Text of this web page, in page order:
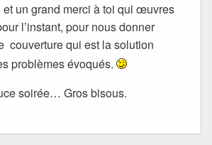
un grand merci à toi qui œuvres
l’instant, pour nous donner
couverture qui est la solution
problèmes évoqués.
soirée… Gros bisous.